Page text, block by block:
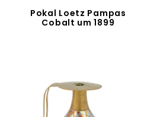
Pokal Loetz Pampas
Cobalt um 1899